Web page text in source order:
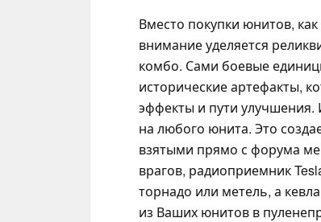
Вместо покупки юнитов,
внимание уделяется
комбо. Сами боевые
исторические артефакты,
эффекты и пути
на любого юнита. Это
взятыми прямо с форума
врагов, радиоприемник
торнадо или метель, а
из Ваших юнитов в